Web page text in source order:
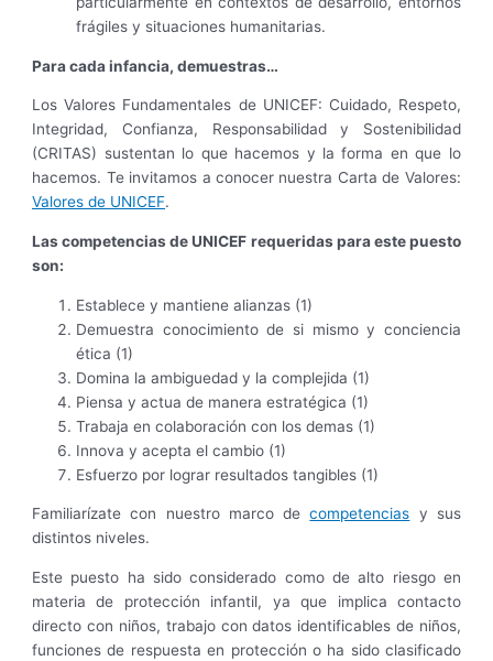
frágiles y situaciones humanitarias.
Para cada infancia, demuestras…
Los Valores Fundamentales de UNICEF: Cuidado, Respeto,
Integridad, Confianza, Responsabilidad y Sostenibilidad
(CRITAS) sustentan lo que hacemos y la forma en que lo
hacemos. Te invitamos a conocer nuestra Carta de Valores:
Valores de UNICEF.
Las competencias de UNICEF requeridas para este puesto
son:
Establece y mantiene alianzas (1)
Demuestra conocimiento de si mismo y conciencia
ética (1)
Domina la ambiguedad y la complejida (1)
Piensa y actua de manera estratégica (1)
Trabaja en colaboración con los demas (1)
Innova y acepta el cambio (1)
Esfuerzo por lograr resultados tangibles (1)
Familiarízate con nuestro marco decompetencias y sus
distintos niveles.
Este puesto ha sido considerado como de alto riesgo en
materia de protección infantil, ya que implica contacto
directo con niños, trabajo con datos identificables de niños,
funciones de respuesta en protección o ha sido clasificado